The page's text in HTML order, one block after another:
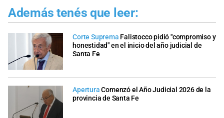
Además tenés que leer:
Corte Suprema Falistocco pidió "compromiso y
honestidad" en el inicio del año judicial de
Santa Fe
Apertura Comenzó el Año Judicial 2026 de la
provincia de Santa Fe